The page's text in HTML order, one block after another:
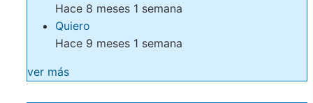
Hace 8 meses 1 semana
Quiero
Hace 9 meses 1 semana
ver más